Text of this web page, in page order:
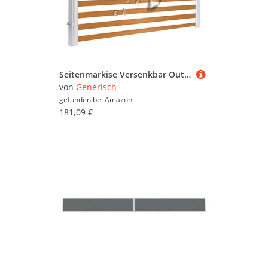
Stehleuchten (13.042)
Strahler (9.178)
Wandleuchten (16.695)
Zäune & Sichtschutz
Seitenmarkise Versenkbar Outdoor Sichtschutz Wasserdicht UV-beständig für Garten Hof Balkon Höhenverstellbar
von Generisch
gefunden bei Amazon
181,09 €